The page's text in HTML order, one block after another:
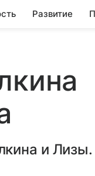
Развитие
и Лизы.